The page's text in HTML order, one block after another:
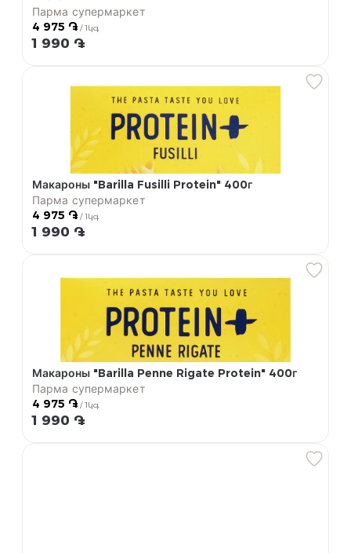
Парма супермаркет
4 975 ֏ / 1կգ
1 990 ֏
Макароны "Barilla Fusilli Protein" 400г
Парма супермаркет
4 975 ֏ / 1կգ
1 990 ֏
Макароны "Barilla Penne Rigate Protein" 400г
Парма супермаркет
4 975 ֏ / 1կգ
1 990 ֏